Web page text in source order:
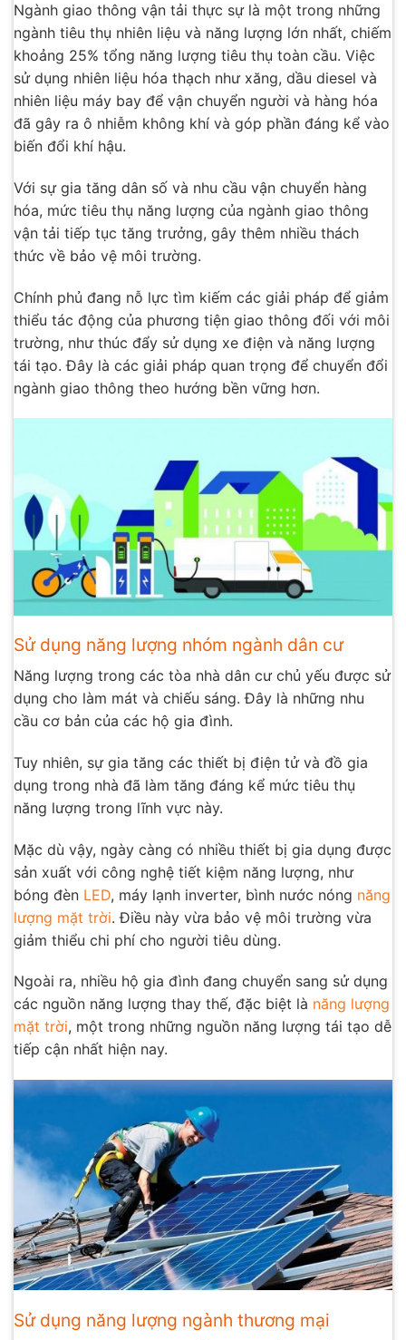
Ngành giao thông vận tải thực sự là một trong những
ngành tiêu thụ nhiên liệu và năng lượng lớn nhất, chiếm
khoảng 25% tổng năng lượng tiêu thụ toàn cầu. Việc
sử dụng nhiên liệu hóa thạch như xăng, dầu diesel và
nhiên liệu máy bay để vận chuyển người và hàng hóa
đã gây ra ô nhiễm không khí và góp phần đáng kể vào
biến đổi khí hậu.
Với sự gia tăng dân số và nhu cầu vận chuyển hàng
hóa, mức tiêu thụ năng lượng của ngành giao thông
vận tải tiếp tục tăng trưởng, gây thêm nhiều thách
thức về bảo vệ môi trường.
Chính phủ đang nỗ lực tìm kiếm các giải pháp để giảm
thiểu tác động của phương tiện giao thông đối với môi
trường, như thúc đẩy sử dụng xe điện và năng lượng
tái tạo. Đây là các giải pháp quan trọng để chuyển đổi
ngành giao thông theo hướng bền vững hơn.
Sử dụng năng lượng nhóm ngành dân cư
Năng lượng trong các tòa nhà dân cư chủ yếu được sử
dụng cho làm mát và chiếu sáng. Đây là những nhu
cầu cơ bản của các hộ gia đình.
Tuy nhiên, sự gia tăng các thiết bị điện tử và đồ gia
dụng trong nhà đã làm tăng đáng kể mức tiêu thụ
năng lượng trong lĩnh vực này.
Mặc dù vậy, ngày càng có nhiều thiết bị gia dụng được
sản xuất với công nghệ tiết kiệm năng lượng, như
bóng đèn LED, máy lạnh inverter, bình nước nóng năng
lượng mặt trời. Điều này vừa bảo vệ môi trường vừa
giảm thiểu chi phí cho người tiêu dùng.
Ngoài ra, nhiều hộ gia đình đang chuyển sang sử dụng
các nguồn năng lượng thay thế, đặc biệt là năng lượng
mặt trời, một trong những nguồn năng lượng tái tạo dễ
tiếp cận nhất hiện nay.
Sử dụng năng lượng ngành thương mại